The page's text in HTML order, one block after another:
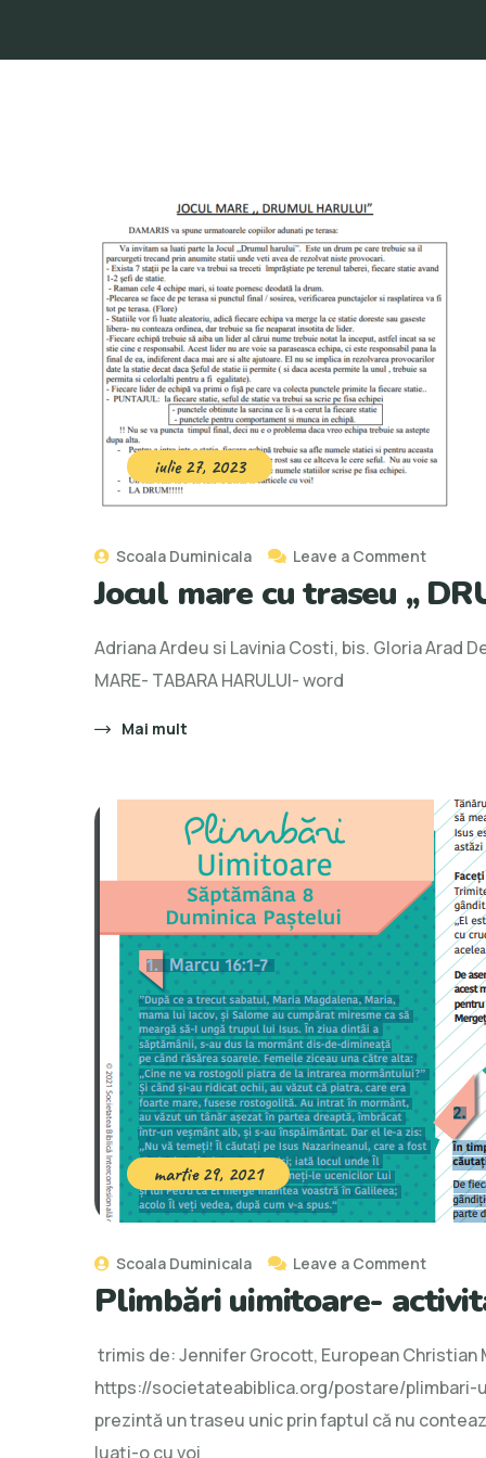
iulie 27, 2023
Scoala Duminicala Leave a Commenton
Jocul
cu
Jocul mare cu traseu ,,
Adriana Ardeu si Lavinia Costi, bis. Gloria Arad
MARE- TABARA HARULUI- word
Mai mult
martie 29, 2021
Scoala Duminicala Leave a Commenton
Plimbări
pentru
copiii
Plimbări uimitoare-
trimis de: Jennifer Grocott, European
https://societateabiblica.org/postare/
prezintă un traseu unic prin faptul că nu
luați-o cu voi